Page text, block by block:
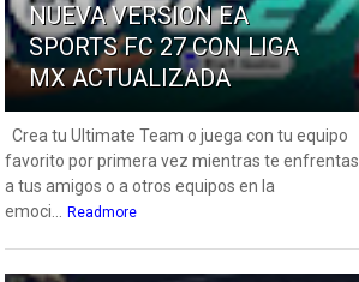
NUEVA VERSION EA
SPORTS FC 27 CON LIGA
MX ACTUALIZADA
Crea tu Ultimate Team o juega con tu equipo
favorito por primera vez mientras te enfrentas
a tus amigos o a otros equipos en la
emoci...
Readmore